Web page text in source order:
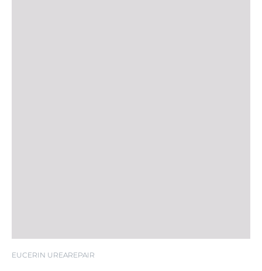
EUCERIN UREAREPAIR